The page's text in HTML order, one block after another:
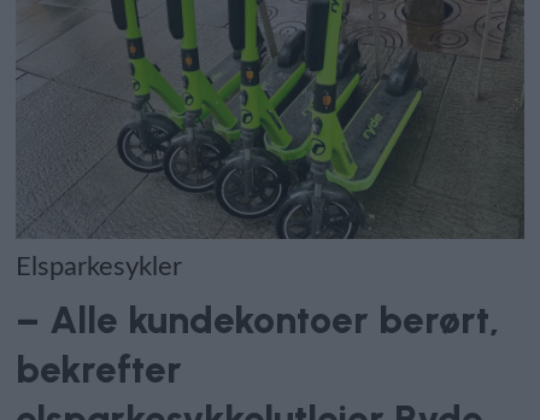
Elsparkesykler
– Alle kundekontoer berørt,
bekrefter